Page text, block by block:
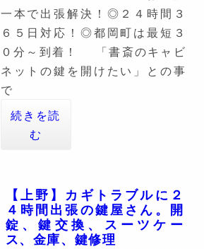
一本で出張解決！◎２４時間３
６５日対応！◎都岡町は最短３
０分～到着！ 「書斎のキャビ
ネットの鍵を開けたい」との事
で
続きを読
む
【上野】カギトラブルに２
４時間出張の鍵屋さん。開
錠、鍵交換、スーツケー
ス、金庫、鍵修理